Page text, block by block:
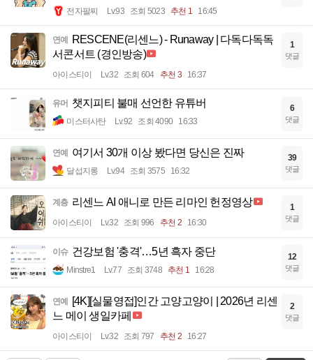
전자팔찌 Lv.93 조회 5023 추천 1 16:45
연예 RESCENE(리센느) - Runaway | 다독다독독
서콘서트 (경인방송)
아이스티이 Lv.32 조회 604 추천 3 16:37
1
댓글
유머 챗지피티 불매 선언한 유튜버
미스터사탄 Lv.92 조회 4090 16:33
6
댓글
연예 여기서 30개 이상 봤다면 당신은 진짜
달섭지롱 Lv.94 조회 3575 16:32
39
댓글
계층 리센느 AI 애니로 만든 리마인 헌정영상
아이스티이 Lv.32 조회 996 추천 2 16:30
1
댓글
이슈 건강보험 '충격'…5년 흑자 중단
Minstre1 Lv.77 조회 3748 추천 1 16:28
12
댓글
연예 [4K][실물영접]인간 고양고양이 | 2026년 리센
느 메이 생일카페
아이스티이 Lv.32 조회 797 추천 2 16:27
2
댓글